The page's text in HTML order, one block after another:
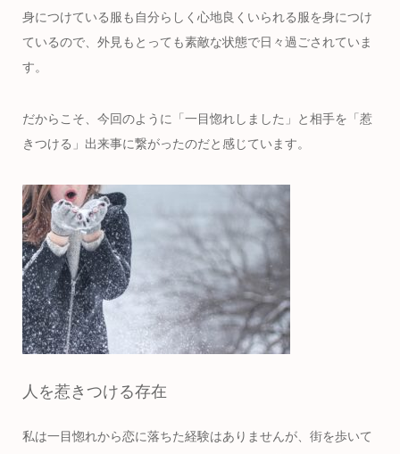
身につけている服も自分らしく心地良くいられる服を身につけ
ているので、外見もとっても素敵な状態で日々過ごされていま
す。
だからこそ、今回のように「一目惚れしました」と相手を「惹
きつける」出来事に繋がったのだと感じています。
人を惹きつける存在
私は一目惚れから恋に落ちた経験はありませんが、街を歩いて